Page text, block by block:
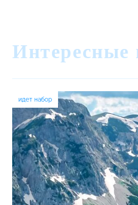
Интересные
идет набор